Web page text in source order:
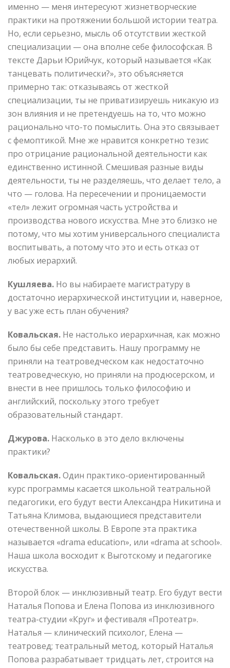
именно — меня интересуют жизнетворческие
практики на протяжении большой истории театра.
Но, если серьезно, мысль об отсутствии жесткой
специализации — она вполне себе философская. В
тексте Дарьи Юрийчук, который называется «Как
танцевать политически?», это объясняется
примерно так: отказываясь от жесткой
специализации, ты не приватизируешь никакую из
зон влияния и не претендуешь на то, что можно
рационально что-то помыслить. Она это связывает
с фемоптикой. Мне же нравится конкретно тезис
про отрицание рациональной деятельности как
единственно истинной. Смешивая разные виды
деятельности, ты не разделяешь, что делает тело, а
что — голова. На пересечении и проницаемости
«тел» лежит огромная часть устройства и
производства нового искусства. Мне это близко не
потому, что мы хотим универсального специалиста
воспитывать, а потому что это и есть отказ от
любых иерархий.
Кушляева. Но вы набираете магистратуру в
достаточно иерархической институции и, наверное,
у вас уже есть план обучения?
Ковальская. Не настолько иерархичная, как можно
было бы себе представить. Нашу программу не
приняли на театроведческом как недостаточно
театроведческую, но приняли на продюсерском, и
внести в нее пришлось только философию и
английский, поскольку этого требует
образовательный стандарт.
Джурова. Насколько в это дело включены
практики?
Ковальская.Один практико-ориентированный
курс программы касается школьной театральной
педагогики, его будут вести Александра Никитина и
Татьяна Климова, выдающиеся представители
отечественной школы. В Европе эта практика
называется «drama education», или «drama at school».
Наша школа восходит к Выготскому и педагогике
искусства.
Второй блок — инклюзивный театр. Его будут вести
Наталья Попова и Елена Попова из инклюзивного
театра-студии «Круг» и фестиваля «Протеатр».
Наталья — клинический психолог, Елена —
театровед; театральный метод, который Наталья
Попова разрабатывает тридцать лет, строится на